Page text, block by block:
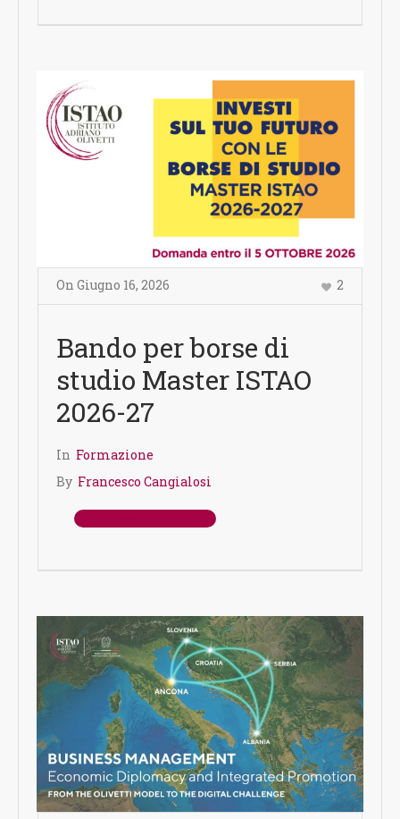
On Giugno 16, 2026 2
Bando per borse di
studio Master ISTAO
2026-27
In Formazione
By Francesco Cangialosi